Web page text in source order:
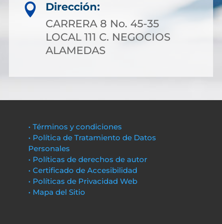

Dirección:
CARRERA 8 No. 45-35
LOCAL 111 C. NEGOCIOS
ALAMEDAS
• Términos y condiciones
• Política de Tratamiento de Datos
Personales
• Políticas de derechos de autor
• Certificado de Accesibilidad
• Políticas de Privacidad Web
• Mapa del Sitio